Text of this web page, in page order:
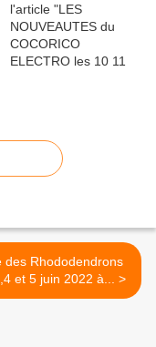
des Rhododendrons
les 3,4 et 5 juin 2022 à... >